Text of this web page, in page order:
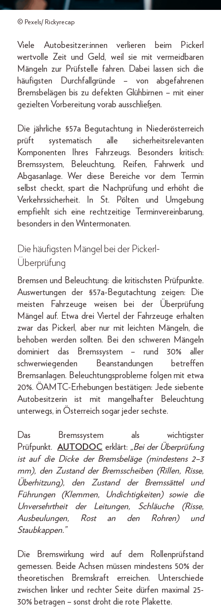
© Pexels/ Rickyrecap
Viele Autobesitzer:innen verlieren beim Pickerl
wertvolle Zeit und Geld, weil sie mit vermeidbaren
Mängeln zur Prüfstelle fahren. Dabei lassen sich die
häufigsten Durchfallgründe – von abgefahrenen
Bremsbelägen bis zu defekten Glühbirnen – mit einer
gezielten Vorbereitung vorab ausschließen.
Die jährliche §57a Begutachtung in Niederösterreich
prüft systematisch alle sicherheitsrelevanten
Komponenten Ihres Fahrzeugs. Besonders kritisch:
Bremssystem, Beleuchtung, Reifen, Fahrwerk und
Abgasanlage. Wer diese Bereiche vor dem Termin
selbst checkt, spart die Nachprüfung und erhöht die
Verkehrssicherheit. In St. Pölten und Umgebung
empfiehlt sich eine rechtzeitige Terminvereinbarung,
besonders in den Wintermonaten.
Die häufigsten Mängel bei der Pickerl-
Überprüfung
Bremsen und Beleuchtung: die kritischsten Prüfpunkte.
Auswertungen der §57a-Begutachtung zeigen: Die
meisten Fahrzeuge weisen bei der Überprüfung
Mängel auf. Etwa drei Viertel der Fahrzeuge erhalten
zwar das Pickerl, aber nur mit leichten Mängeln, die
behoben werden sollten. Bei den schweren Mängeln
dominiert das Bremssystem – rund 30% aller
schwerwiegenden Beanstandungen betreffen
Bremsanlagen. Beleuchtungsprobleme folgen mit etwa
20%. ÖAMTC-Erhebungen bestätigen: Jede siebente
Autobesitzerin ist mit mangelhafter Beleuchtung
unterwegs, in Österreich sogar jeder sechste.
Das Bremssystem als wichtigster
Prüfpunkt. AUTODOC erklärt: „Bei der Überprüfung
ist auf die Dicke der Bremsbeläge (mindestens 2–3
mm), den Zustand der Bremsscheiben (Rillen, Risse,
Überhitzung), den Zustand der Bremssättel und
Führungen (Klemmen, Undichtigkeiten) sowie die
Unversehrtheit der Leitungen, Schläuche (Risse,
Ausbeulungen, Rost an den Rohren) und
Staubkappen.”
Die Bremswirkung wird auf dem Rollenprüfstand
gemessen. Beide Achsen müssen mindestens 50% der
theoretischen Bremskraft erreichen. Unterschiede
zwischen linker und rechter Seite dürfen maximal 25-
30% betragen – sonst droht die rote Plakette.